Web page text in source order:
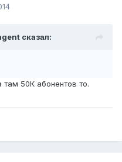
сказал:
50К абонентов то.